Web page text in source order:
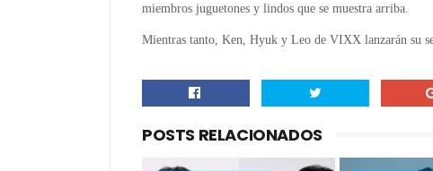
miembros juguetones y lindos que se muestra arriba.
Mientras tanto, Ken, Hyuk y Leo de VIXX lanzarán su
POSTS RELACIONADOS